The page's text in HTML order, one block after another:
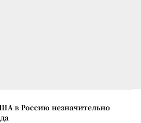
в Россию незначительно